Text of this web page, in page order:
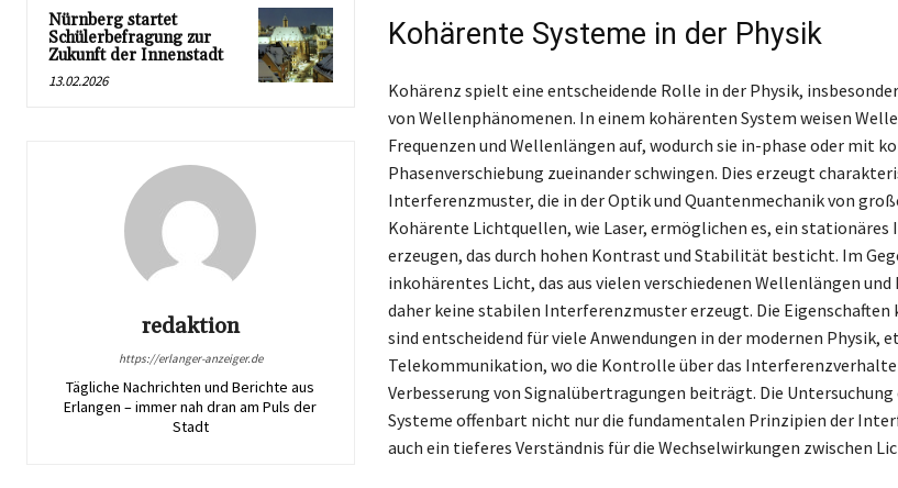
Nürnberg startet
Schülerbefragung zur
Zukunft der Innenstadt
13.02.2026
redaktion
https://erlanger-anzeiger.de
Tägliche Nachrichten und Berichte aus
Erlangen – immer nah dran am Puls der
Stadt
Kohärente Systeme in der Physik
Kohärenz spielt eine entscheidende Rolle in der Physik,
von Wellenphänomenen. In einem kohärenten System weisen
Frequenzen und Wellenlängen auf, wodurch sie in-phase oder mit
Phasenverschiebung zueinander schwingen. Dies erzeugt
Interferenzmuster, die in der Optik und Quantenmechanik von
Kohärente Lichtquellen, wie Laser, ermöglichen es, ein
erzeugen, das durch hohen Kontrast und Stabilität besticht. Im
inkohärentes Licht, das aus vielen verschiedenen Wellenlängen
daher keine stabilen Interferenzmuster erzeugt. Die Eigenschaften
sind entscheidend für viele Anwendungen in der modernen Physik,
Telekommunikation, wo die Kontrolle über das
Verbesserung von Signalübertragungen beiträgt. Die
Systeme offenbart nicht nur die fundamentalen Prinzipien der
auch ein tieferes Verständnis für die Wechselwirkungen zwischen